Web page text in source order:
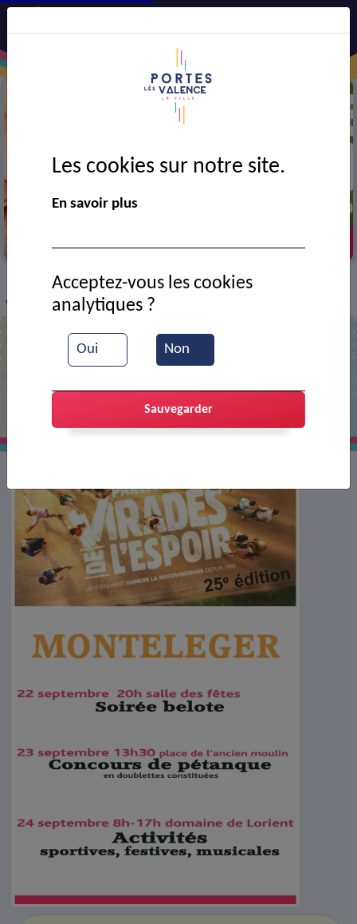
> VIE MUNICIPALE > Ressources documentaires
Virades de l'espoir
Les cookies sur notre site.
En savoir plus
Oui Non
Acceptez-vous les cookies
analytiques ?
Sauvegarder